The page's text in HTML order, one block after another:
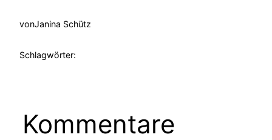
vonJanina Schütz
Schlagwörter:
Kommentare